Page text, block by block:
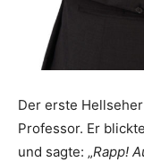
Der erste
Professor. Er
und sagte: „Rapp!